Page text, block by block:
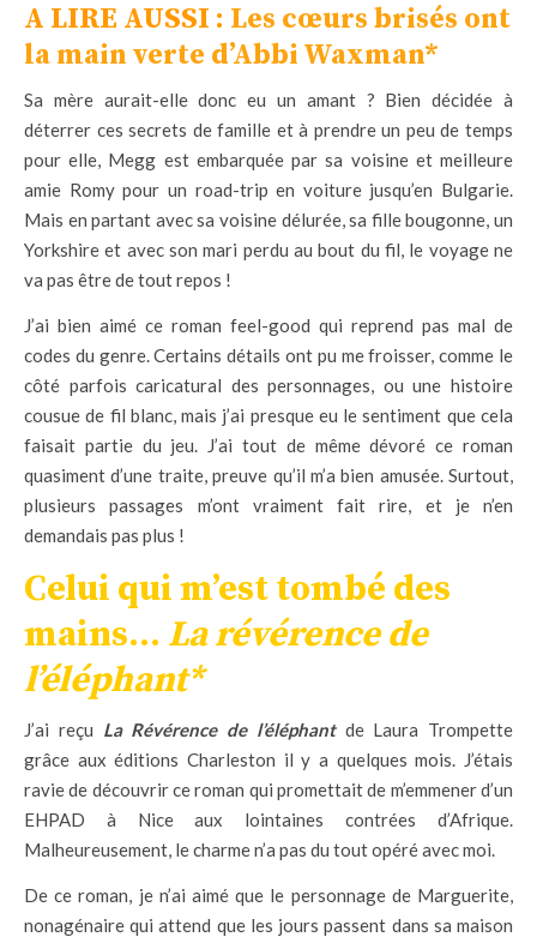
A LIRE AUSSI : Les cœurs brisés ont
la main verte d’Abbi Waxman*
Sa mère aurait-elle donc eu un amant ? Bien décidée à
déterrer ces secrets de famille et à prendre un peu de temps
pour elle, Megg est embarquée par sa voisine et meilleure
amie Romy pour un road-trip en voiture jusqu’en Bulgarie.
Mais en partant avec sa voisine délurée, sa fille bougonne, un
Yorkshire et avec son mari perdu au bout du fil, le voyage ne
va pas être de tout repos !
J’ai bien aimé ce roman feel-good qui reprend pas mal de
codes du genre. Certains détails ont pu me froisser, comme le
côté parfois caricatural des personnages, ou une histoire
cousue de fil blanc, mais j’ai presque eu le sentiment que cela
faisait partie du jeu. J’ai tout de même dévoré ce roman
quasiment d’une traite, preuve qu’il m’a bien amusée. Surtout,
plusieurs passages m’ont vraiment fait rire, et je n’en
demandais pas plus !
Celui qui m’est tombé des
mains… La révérence de
l’éléphant*
J’ai reçu La Révérence de l’éléphant de Laura Trompette
grâce aux éditions Charleston il y a quelques mois. J’étais
ravie de découvrir ce roman qui promettait de m’emmener d’un
EHPAD à Nice aux lointaines contrées d’Afrique.
Malheureusement, le charme n’a pas du tout opéré avec moi.
De ce roman, je n’ai aimé que le personnage de Marguerite,
nonagénaire qui attend que les jours passent dans sa maison